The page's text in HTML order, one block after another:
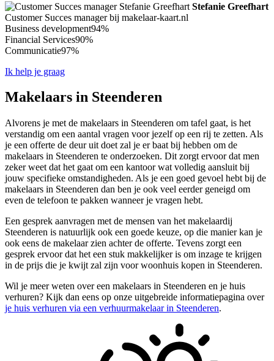
Stefanie Greefhart
Customer Succes manager bij makelaar-kaart.nl
Business development94%
Financial Services90%
Communicatie97%
Ik help je graag
Makelaars in Steenderen
Alvorens je met de makelaars in Steenderen om tafel gaat, is het
verstandig om een aantal vragen voor jezelf op een rij te zetten. Als
je een offerte de deur uit doet zal je er baat bij hebben om de
makelaars in Steenderen te onderzoeken. Dit zorgt ervoor dat men
zeker weet dat het gaat om een kantoor wat volledig aansluit bij
jouw specifieke omstandigheden. Als je een goed gevoel hebt bij de
makelaars in Steenderen dan ben je ook veel eerder geneigd om
even de telefoon te pakken wanneer je vragen hebt.
Een gesprek aanvragen met de mensen van het makelaardij
Steenderen is natuurlijk ook een goede keuze, op die manier kan je
ook eens de makelaar zien achter de offerte. Tevens zorgt een
gesprek ervoor dat het een stuk makkelijker is om inzage te krijgen
in de prijs die je kwijt zal zijn voor woonhuis kopen in Steenderen.
Wil je meer weten over een makelaars in Steenderen en je huis
verhuren? Kijk dan eens op onze uitgebreide informatiepagina over
je huis verhuren via een verhuurmakelaar in Steenderen.